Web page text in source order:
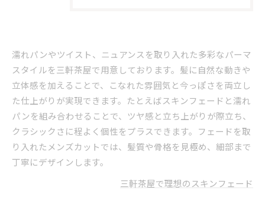
濡れパンやツイスト、ニュアンスを取り入れた多彩なパーマ
スタイルを三軒茶屋で用意しております。髪に自然な動きや
立体感を加えることで、こなれた雰囲気と今っぽさを両立し
た仕上がりが実現できます。たとえばスキンフェードと濡れ
パンを組み合わせることで、ツヤ感と立ち上がりが際立ち、
クラシックさに程よく個性をプラスできます。フェードを取
り入れたメンズカットでは、髪質や骨格を見極め、細部まで
丁寧にデザインします。
三軒茶屋で理想のスキンフェード